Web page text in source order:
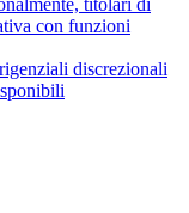
titolari di
con funzioni
discrezionali